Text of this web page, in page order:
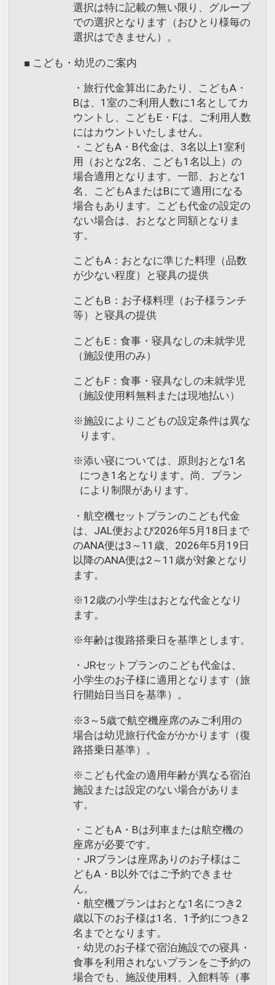
選択は特に記載の無い限り、グループ
での選択となります（おひとり様毎の
選択はできません）。
■ こども・幼児のご案内
・旅行代金算出にあたり、こどもA・
Bは、1室のご利用人数に1名としてカ
ウントし、こどもE・Fは、ご利用人数
にはカウントいたしません。
・こどもA・B代金は、3名以上1室利
用（おとな2名、こども1名以上）の
場合適用となります。一部、おとな1
名、こどもAまたはBにて適用になる
場合もあります。こども代金の設定の
ない場合は、おとなと同額となりま
す。
こどもA：おとなに準じた料理（品数
が少ない程度）と寝具の提供
こどもB：お子様料理（お子様ランチ
等）と寝具の提供
こどもE：食事・寝具なしの未就学児
（施設使用のみ）
こどもF：食事・寝具なしの未就学児
（施設使用料無料または現地払い）
※施設によりこどもの設定条件は異な
ります。
※添い寝については、原則おとな1名
につき1名となります。尚、プラン
により制限があります。
・航空機セットプランのこども代金
は、JAL便および2026年5月18日まで
のANA便は3～11歳、2026年5月19日
以降のANA便は2～11歳が対象となり
ます。
※12歳の小学生はおとな代金となり
ます。
※年齢は復路搭乗日を基準とします。
・JRセットプランのこども代金は、
小学生のお子様に適用となります（旅
行開始日当日を基準）。
※3～5歳で航空機座席のみご利用の
場合は幼児旅行代金がかかります（復
路搭乗日基準）。
※こども代金の適用年齢が異なる宿泊
施設または設定のない場合がありま
す。
・こどもA・Bは列車または航空機の
座席が必要です。
・JRプランは座席ありのお子様はこ
どもA・B以外ではご予約できませ
ん。
・航空機プランはおとな1名につき2
歳以下のお子様は1名、1予約につき2
名までとなります。
・幼児のお子様で宿泊施設での寝具・
食事を利用されないプランをご予約の
場合でも、施設使用料、入館料等（事